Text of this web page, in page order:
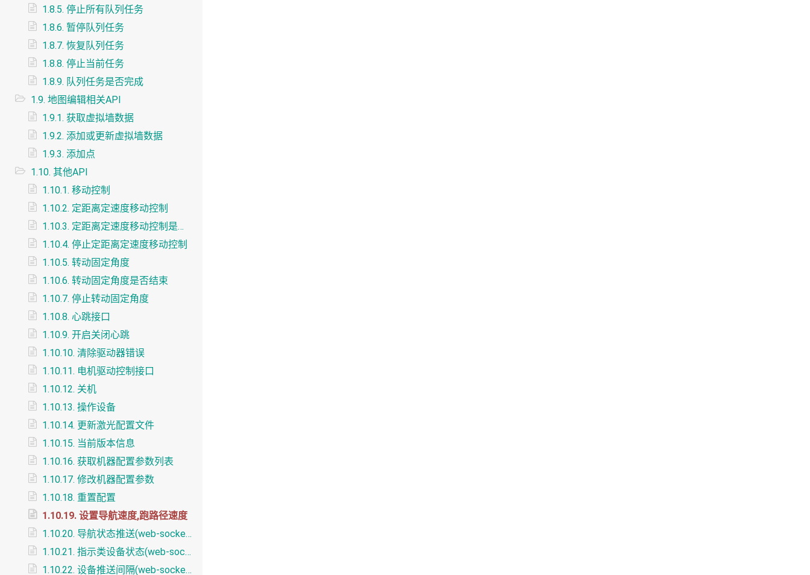
1.8.5. 停止所有队列任务
1.8.6. 暂停队列任务
1.8.7. 恢复队列任务
1.8.8. 停止当前任务
1.8.9. 队列任务是否完成
1.9. 地图编辑相关API
1.9.1. 获取虚拟墙数据
1.9.2. 添加或更新虚拟墙数据
1.9.3. 添加点
1.10. 其他API
1.10.1. 移动控制
1.10.2. 定距离定速度移动控制
1.10.3. 定距离定速度移动控制是否结束
1.10.4. 停止定距离定速度移动控制
1.10.5. 转动固定角度
1.10.6. 转动固定角度是否结束
1.10.7. 停止转动固定角度
1.10.8. 心跳接口
1.10.9. 开启关闭心跳
1.10.10. 清除驱动器错误
1.10.11. 电机驱动控制接口
1.10.12. 关机
1.10.13. 操作设备
1.10.14. 更新激光配置文件
1.10.15. 当前版本信息
1.10.16. 获取机器配置参数列表
1.10.17. 修改机器配置参数
1.10.18. 重置配置
1.10.19. 设置导航速度,跑路径速度
1.10.20. 导航状态推送(web-socket)
1.10.21. 指示类设备状态(web-socket)
1.10.22. 设备推送间隔(web-socket)